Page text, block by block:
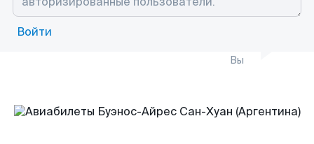
Войти
Вы